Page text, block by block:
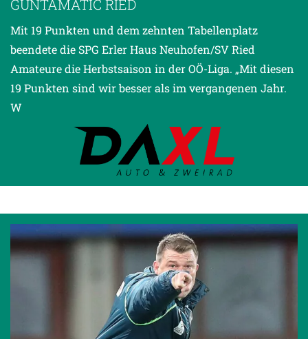
GUNTAMATIC RIED
Mit 19 Punkten und dem zehnten Tabellenplatz
beendete die SPG Erler Haus Neuhofen/SV Ried
Amateure die Herbstsaison in der OÖ-Liga. „Mit diesen
19 Punkten sind wir besser als im vergangenen Jahr.
W